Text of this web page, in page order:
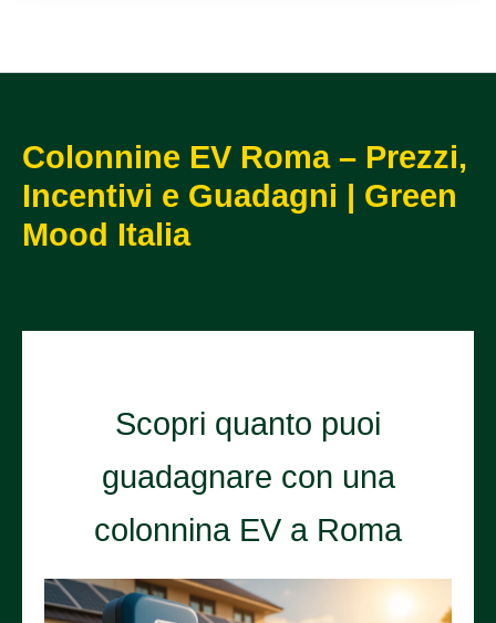
Colonnine EV Roma – Prezzi,
Incentivi e Guadagni | Green
Mood Italia
Scopri quanto puoi
guadagnare con una
colonnina EV a Roma